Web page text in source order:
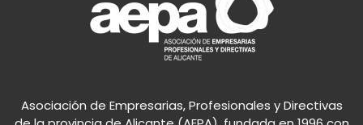
Asociación de Empresarias, Profesionales y Directivas